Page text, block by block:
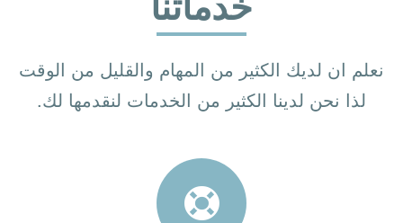
نعلم ان لديك الكثير من المهام والقليل من الوقت
لذا نحن لدينا الكثير من الخدمات لنقدمها لك.